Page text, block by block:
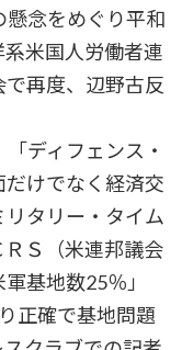
念をめぐり平和
米国人労働者連
再度、辺野古反
ディフェンス・
けでなく経済交
タリー・タイム
Ｓ（米連邦議会
基地数25％」
正確で基地問題